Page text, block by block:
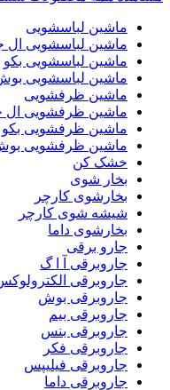
ماشین لباسشویی
ماشین لباسشویی ال
ماشین لباسشویی بکو
ماشین لباسشویی
ماشین ظرفشویی
ماشین ظرفشویی ال
ماشین ظرفشویی بکو
ماشین ظرفشویی
خشک کن
بخار شوی
بخارشوی کارچر
شیشه شوی کارچر
بخارشوی داما
جارو برقی
جاروبرقی آ ا گ
جاروبرقی
جاروبرقی بوش
جاروبرقی بیم
جاروبرقی بنس
جاروبرقی فکر
جاروبرقی فیلیپس
جاروبرقی داما